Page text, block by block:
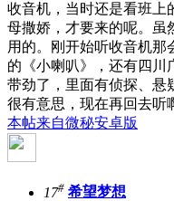
收音机，当时还是看班上
母撒娇，才要来的呢。虽
用的。刚开始听收音机那
的《小喇叭》，还有四川
带劲了，里面有侦探、悬
很有意思，现在再回去听
本帖来自微秘安卓版
17# 希望梦想